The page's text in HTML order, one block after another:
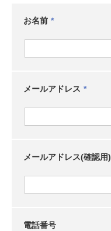
お名前
メールアドレス
メールアドレス(確認用)
電話番号